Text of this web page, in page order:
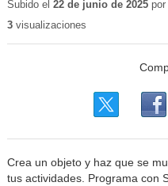
educativo
Subido el 22 de junio de 2025por
3visualizaciones
Crea un objeto y haz que se
tus actividades. Programa con